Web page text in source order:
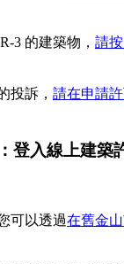
3 的建築物， 請
投訴， 請在申請
登入線上建築
可以透過在舊金